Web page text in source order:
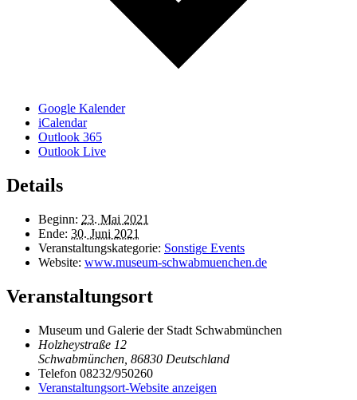
Google Kalender
iCalendar
Outlook 365
Outlook Live
Details
Beginn: 23. Mai 2021
Ende: 30. Juni 2021
Veranstaltungskategorie: Sonstige Events
Website: www.museum-schwabmuenchen.de
Veranstaltungsort
Museum und Galerie der Stadt Schwabmünchen
Holzheystraße 12
Schwabmünchen 86830 Deutschland
Telefon 08232/950260
Veranstaltungsort-Website anzeigen